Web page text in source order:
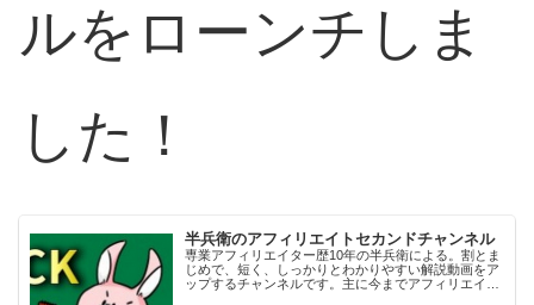
ルをローンチしま
した！
半兵衛のアフィリエイトセカンドチャンネル
専業アフィリエイター歴10年の半兵衛による。割とま
じめで、短く、しっかりとわかりやすい解説動画をア
ップするチャンネルです。主に今までアフィリエイト